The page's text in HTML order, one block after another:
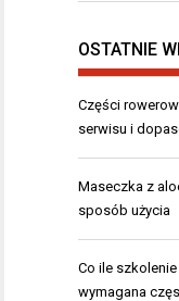
OSTATNIE
Części
serwisu i
Maseczka z
sposób użycia
Co ile
wymagana